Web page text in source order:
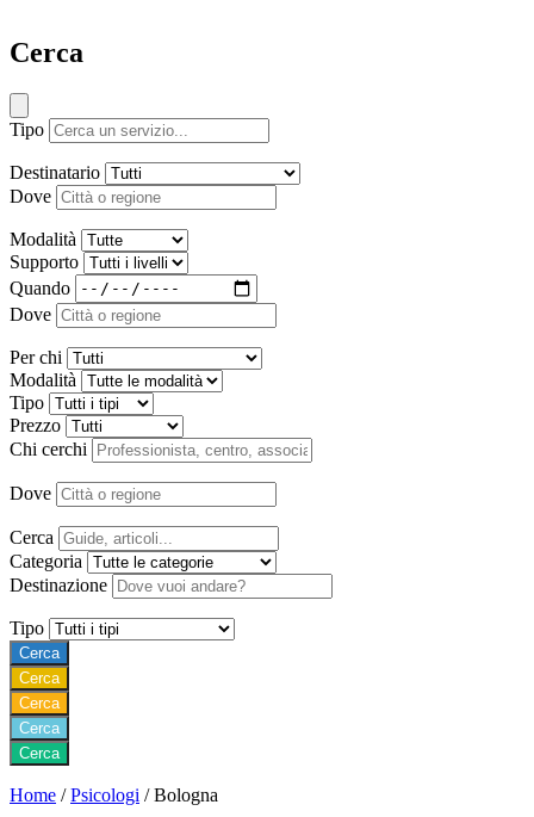
Cerca
Tipo
Destinatario
Dove
Modalità
Supporto
Quando
Dove
Per chi
Modalità
Tipo
Prezzo
Chi cerchi
Dove
Cerca
Categoria
Destinazione
Tipo
Cerca
Cerca
Cerca
Cerca
Cerca
Home / Psicologi / Bologna